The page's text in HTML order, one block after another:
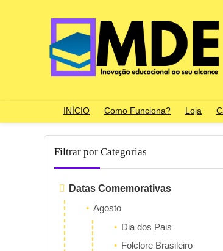
INÍCIO Como Funciona? Loja
Filtrar por Categorias
Datas Comemorativas
Agosto
Dia dos Pais
Folclore Brasileiro